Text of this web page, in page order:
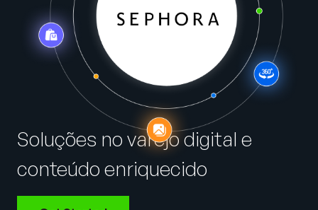
Resources
Company
English
German
Français
Soluções no varejo digital e
conteúdo enriquecido